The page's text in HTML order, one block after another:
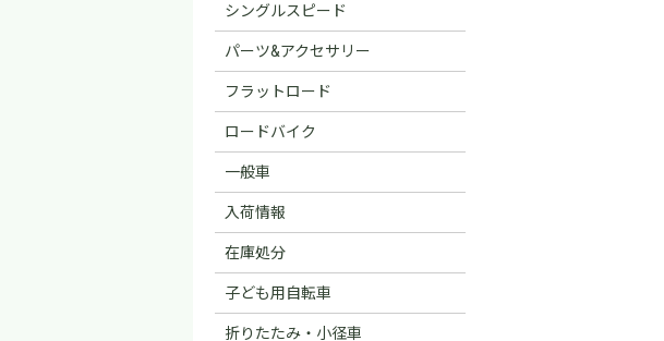
シングルスピード
パーツ&アクセサリー
フラットロード
ロードバイク
一般車
入荷情報
在庫処分
子ども用自転車
折りたたみ・小径車